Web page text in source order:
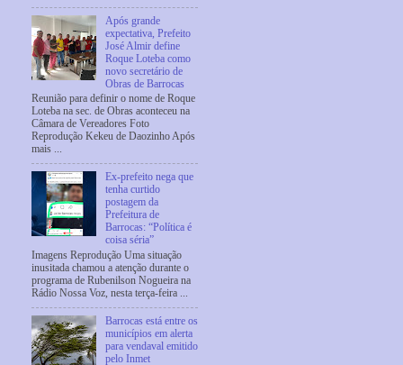
Após grande
expectativa, Prefeito
José Almir define
Roque Loteba como
novo secretário de
Obras de Barrocas
Reunião para definir o nome de Roque
Loteba na sec. de Obras aconteceu na
Câmara de Vereadores Foto
Reprodução Kekeu de Daozinho Após
mais ...
Ex-prefeito nega que
tenha curtido
postagem da
Prefeitura de
Barrocas: “Política é
coisa séria”
Imagens Reprodução Uma situação
inusitada chamou a atenção durante o
programa de Rubenilson Nogueira na
Rádio Nossa Voz, nesta terça-feira ...
Barrocas está entre os
municípios em alerta
para vendaval emitido
pelo Inmet